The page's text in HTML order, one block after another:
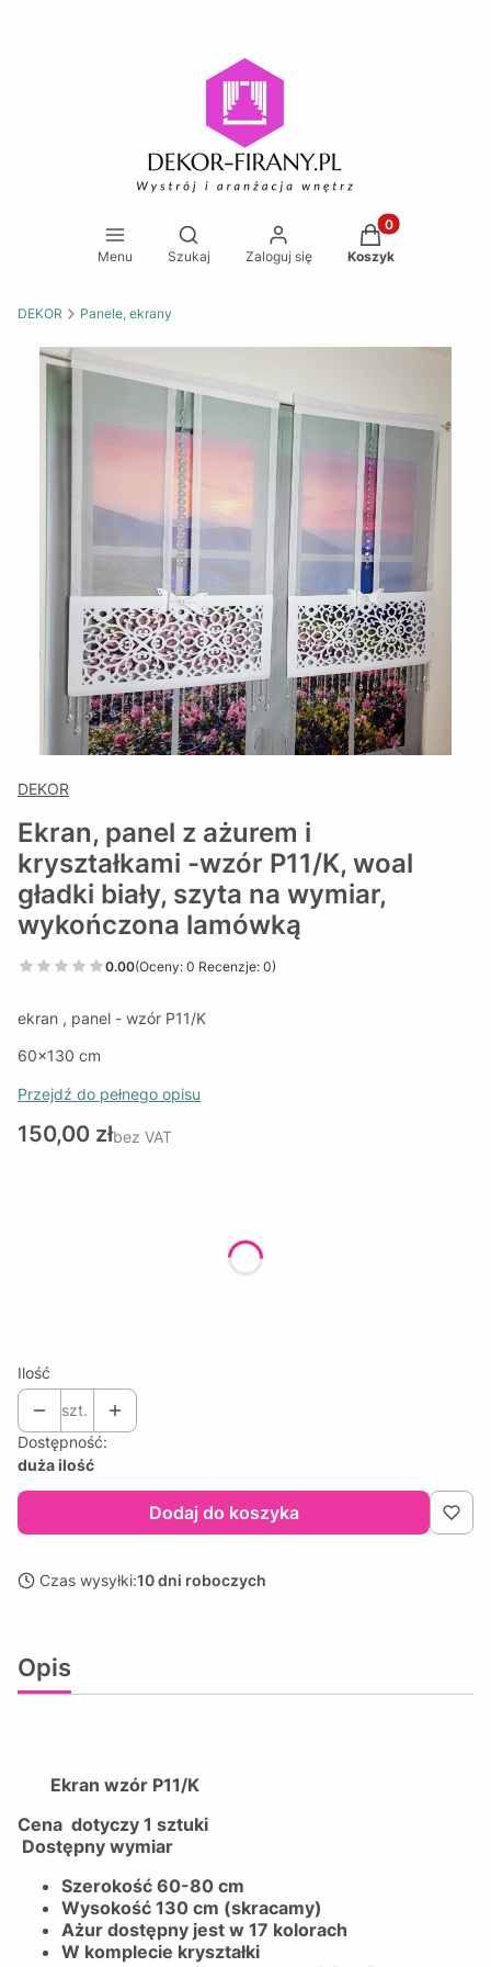
Menu
Otwórz wyszukiwarkę
Szukaj Zaloguj się
Produkty w
Koszyk
DEKOR Panele, ekrany
DEKOR
Ekran, panel z ażurem i
kryształkami -wzór P11/K, woal
gładki biały, szyta na wymiar,
wykończona lamówką
0.00(Oceny: 0 Recenzje: 0)
ekran , panel - wzór P11/K
60x130 cm
Przejdź do pełnego opisu
Cena
150,00 złbez VAT
Ilość
szt.
Dostępność:
duża ilość
Dodaj do koszyka
Czas wysyłki:10 dni roboczych
Opis
Ekran wzór P11/K
Cena dotyczy 1 sztuki
Dostępny wymiar
Szerokość 60-80 cm
Wysokość 130 cm (skracamy)
Ażur dostępny jest w 17 kolorach
W komplecie kryształki